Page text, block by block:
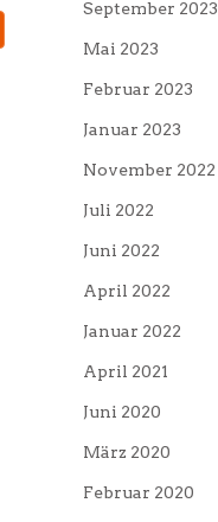
September 2023
Mai 2023
Februar 2023
Januar 2023
November 2022
Juli 2022
Juni 2022
April 2022
Januar 2022
April 2021
Juni 2020
März 2020
Februar 2020